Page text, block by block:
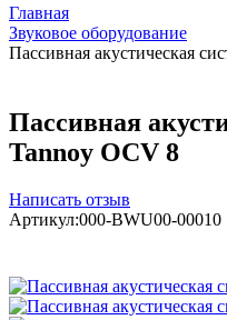
Главная
Звуковое оборудование
Пассивная акустическая
Пассивная
Tannoy OCV 8
Написать отзыв
Артикул:000-BWU00-00010